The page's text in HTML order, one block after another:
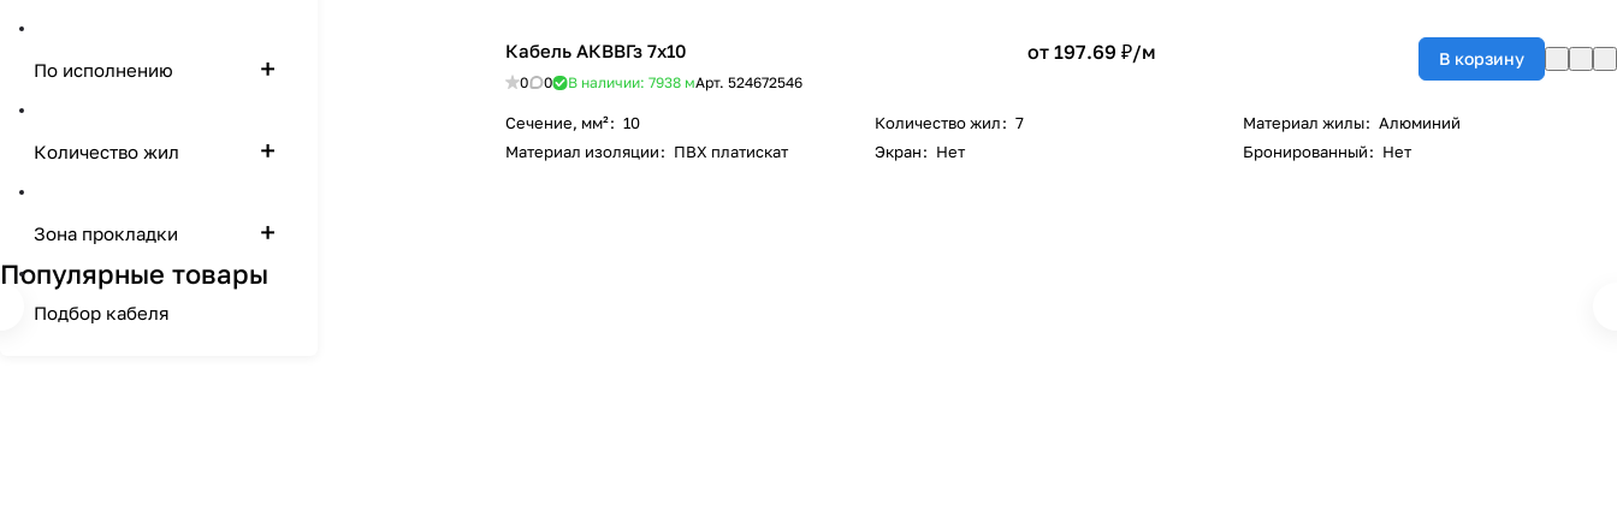
Кабель АКВВГз 7х10
0 0 В наличии: 7938 мАрт. 524672546
от 197.69 ₽/м В корзину
Сечение, мм²: 10 Количество жил: 7 Материал жилы: Алюминий
Материал изоляции: ПВХ платискат Экран: Нет Бронированный: Нет
Популярные товары
По исполнению
Количество жил
Зона прокладки
Подбор кабеля